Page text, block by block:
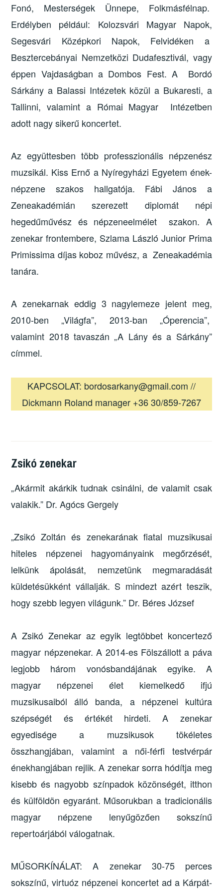
Fonó, Mesterségek Ünnepe, Folkmásfélnap.
Erdélyben például: Kolozsvári Magyar Napok,
Segesvári Középkori Napok, Felvidéken a
Besztercebányai Nemzetközi Dudafesztivál, vagy
éppen Vajdaságban a Dombos Fest. A Bordó
Sárkány a Balassi Intézetek közül a Bukaresti, a
Tallinni, valamint a Római Magyar Intézetben
adott nagy sikerű koncertet.
Az együttesben több professzionális népzenész
muzsikál. Kiss Ernő a Nyíregyházi Egyetem ének-
népzene szakos hallgatója. Fábi János a
Zeneakadémián szerezett diplomát népi
hegedűművész és népzeneelmélet szakon. A
zenekar frontembere, Szlama László Junior Prima
Primissima díjas koboz művész, a Zeneakadémia
tanára.
A zenekarnak eddig 3 nagylemeze jelent meg,
2010-ben „Világfa”, 2013-ban „Óperencia”,
valamint 2018 tavaszán „A Lány és a Sárkány”
címmel.
KAPCSOLAT: bordosarkany@gmail.com //
Dickmann Roland manager +36 30/859-7267
Zsikó zenekar
„Akármit akárkik tudnak csinálni, de valamit csak
valakik.” Dr. Agócs Gergely
„Zsikó Zoltán és zenekarának fiatal muzsikusai
hiteles népzenei hagyományaink megőrzését,
lelkünk ápolását, nemzetünk megmaradását
küldetésükként vállalják. S mindezt azért teszik,
hogy szebb legyen világunk.” Dr. Béres József
A Zsikó Zenekar az egyik legtöbbet koncertező
magyar népzenekar. A 2014-es Fölszállott a páva
legjobb három vonósbandájának egyike. A
magyar népzenei élet kiemelkedő ifjú
muzsikusaiból álló banda, a népzenei kultúra
szépségét és értékét hirdeti. A zenekar
egyedisége a muzsikusok tökéletes
összhangjában, valamint a női-férfi testvérpár
énekhangjában rejlik. A zenekar sorra hódítja meg
kisebb és nagyobb színpadok közönségét, itthon
és külföldön egyaránt. Műsorukban a tradicionális
magyar népzene lenyűgözően sokszínű
repertoárjából válogatnak.
MŰSORKÍNÁLAT: A zenekar 30-75 perces
sokszínű, virtuóz népzenei koncertet ad a Kárpát-